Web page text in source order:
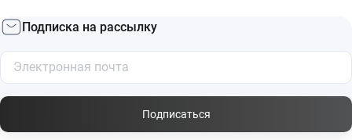
Подписка на рассылку
Подписаться